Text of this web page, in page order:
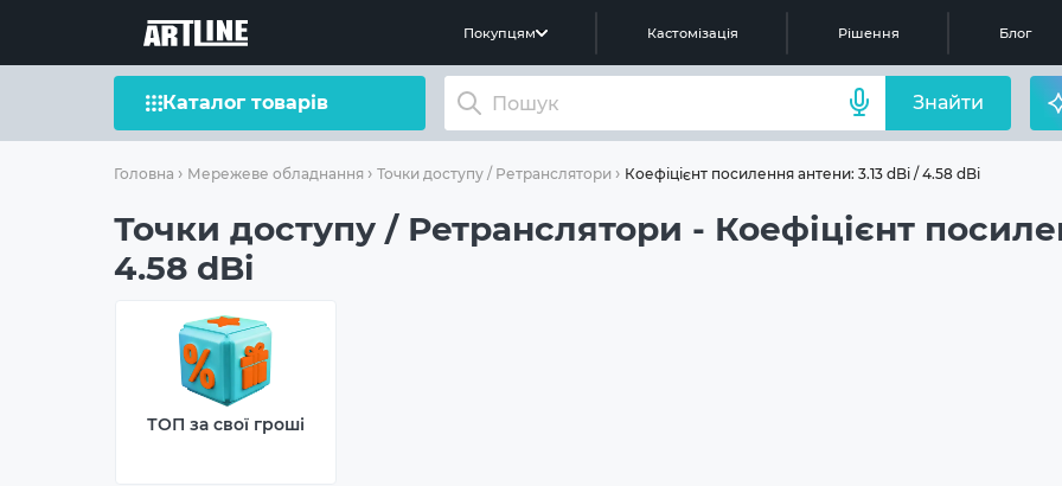
Покупцям Кастомізація Рішення Блог
Каталог товарів Знайти
Головна Мережеве обладнання Точки доступу / Ретранслятори Коефіцієнт посилення антени: 3.13 dBi / 4.58 dBi
Точки доступу / Ретранслятори - Коефіцієнт
4.58 dBi
ТОП за свої гроші